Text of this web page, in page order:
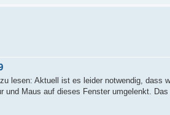
lesen: Aktuell ist es leider notwendig, dass
und Maus auf dieses Fenster umgelenkt.